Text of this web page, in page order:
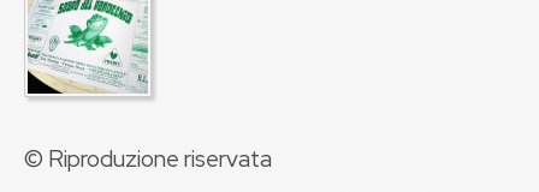
© Riproduzione riservata